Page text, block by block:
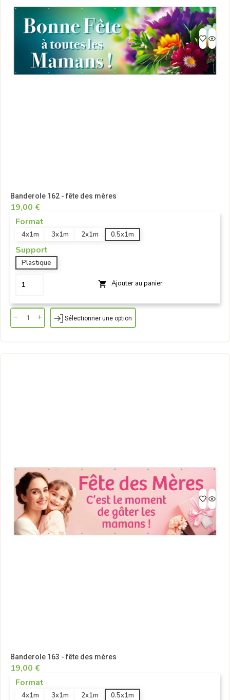
Banderole 162 - fête des mères
19,00 €
Format
4x1m 3x1m 2x1m 0.5x1m
Support
Plastique
 Ajouter au panier
Sélectionner une option
Banderole 163 - fête des mères
19,00 €
Format
4x1m 3x1m 2x1m 0.5x1m